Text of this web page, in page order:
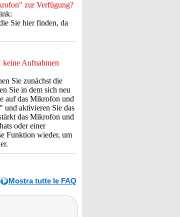
zur Verfügung?
Sie hier finden, da
Aufnahmen
Sie zunächst die
Sie in dem sich neu
auf das Mikrofon und
und aktivieren Sie das
das Mikrofon und
oder einer
Funktion wieder, um
Mostra tutte le FAQ